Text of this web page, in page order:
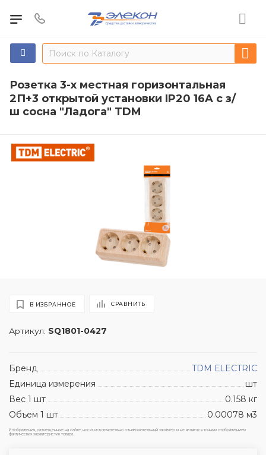
Розетка 3-х местная горизонтальная
2П+3 открытой установки IP20 16A с з/
ш сосна "Ладога" TDM
Артикул: SQ1801-0427
В ИЗБРАННОЕ СРАВНИТЬ
Бренд
TDM ЕLECTRIC
Единица измерения
шт
Вес 1 шт
0.158 кг
Объем 1 шт
0.00078 м3
Изображения, размещенные на сайте, носят исключительно ознакомительный характер и не являются точным отображением
фактических характеристик товара.